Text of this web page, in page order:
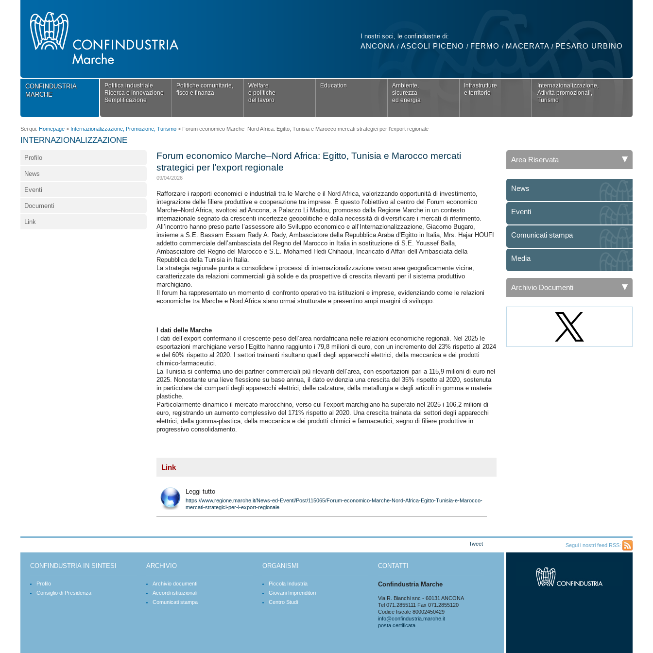
I nostri soci, le confindustrie di:
ANCONA / ASCOLI PICENO / FERMO / MACERATA / PESARO URBINO
CONFINDUSTRIA
MARCHE
Politica industriale
Ricerca e Innovazione
Semplificazione
Politiche comunitarie,
fisco e finanza
Welfare
e politiche
del lavoro
Education
Ambiente,
sicurezza
ed energia
Infrastrutture
e territorio
Internazionalizzazione,
Attività promozionali,
Turismo
Sei qui: Homepage > Internazionalizzazione, Promozione, Turismo > Forum economico Marche–Nord Africa: Egitto, Tunisia e Marocco mercati strategici per l’export regionale
INTERNAZIONALIZZAZIONE
Forum economico Marche–Nord Africa: Egitto, Tunisia e Marocco mercati
strategici per l’export regionale
09/04/2026
Rafforzare i rapporti economici e industriali tra le Marche e il Nord Africa, valorizzando opportunità di investimento,
integrazione delle filiere produttive e cooperazione tra imprese. È questo l’obiettivo al centro del Forum economico
Marche–Nord Africa, svoltosi ad Ancona, a Palazzo Li Madou, promosso dalla Regione Marche in un contesto
internazionale segnato da crescenti incertezze geopolitiche e dalla necessità di diversificare i mercati di riferimento.
All’incontro hanno preso parte l’assessore allo Sviluppo economico e all’Internazionalizzazione, Giacomo Bugaro,
insieme a S.E. Bassam Essam Rady A. Rady, Ambasciatore della Repubblica Araba d’Egitto in Italia, Mrs. Hajar HOUFI
addetto commerciale dell’ambasciata del Regno del Marocco in Italia in sostituzione di S.E. Youssef Balla,
Ambasciatore del Regno del Marocco e S.E. Mohamed Hedi Chihaoui, Incaricato d’Affari dell’Ambasciata della
Repubblica della Tunisia in Italia.
La strategia regionale punta a consolidare i processi di internazionalizzazione verso aree geograficamente vicine,
caratterizzate da relazioni commerciali già solide e da prospettive di crescita rilevanti per il sistema produttivo
marchigiano.
Il forum ha rappresentato un momento di confronto operativo tra istituzioni e imprese, evidenziando come le relazioni
economiche tra Marche e Nord Africa siano ormai strutturate e presentino ampi margini di sviluppo.
I dati delle Marche
I dati dell’export confermano il crescente peso dell’area nordafricana nelle relazioni economiche regionali. Nel 2025 le
esportazioni marchigiane verso l’Egitto hanno raggiunto i 79,8 milioni di euro, con un incremento del 23% rispetto al 2024
e del 60% rispetto al 2020. I settori trainanti risultano quelli degli apparecchi elettrici, della meccanica e dei prodotti
chimico-farmaceutici.
La Tunisia si conferma uno dei partner commerciali più rilevanti dell’area, con esportazioni pari a 115,9 milioni di euro nel
2025. Nonostante una lieve flessione su base annua, il dato evidenzia una crescita del 35% rispetto al 2020, sostenuta
in particolare dai comparti degli apparecchi elettrici, delle calzature, della metallurgia e degli articoli in gomma e materie
plastiche.
Particolarmente dinamico il mercato marocchino, verso cui l’export marchigiano ha superato nel 2025 i 106,2 milioni di
euro, registrando un aumento complessivo del 171% rispetto al 2020. Una crescita trainata dai settori degli apparecchi
elettrici, della gomma-plastica, della meccanica e dei prodotti chimici e farmaceutici, segno di filiere produttive in
progressivo consolidamento.
Link
Leggi tutto
https://www.regione.marche.it/News-ed-Eventi/Post/115065/Forum-economico-Marche-Nord-Africa-Egitto-Tunisia-e-Marocco-
mercati-strategici-per-l-export-regionale
Profilo
News
Eventi
Documenti
Link
Area Riservata
News
Eventi
Comunicati stampa
Media
Archivio Documenti
Segui i nostri feed RSS:
Feed
Tweet
CONFINDUSTRIA IN SINTESI
Profilo
Consiglio di Presidenza
ARCHIVIO
Archivio documenti
Accordi istituzionali
Comunicati stampa
ORGANISMI
Piccola Industria
Giovani Imprenditori
Centro Studi
CONTATTI
Confindustria Marche
Via R. Bianchi snc - 60131 ANCONA
Tel 071.2855111 Fax 071.2855120
Codice fiscale 80002450429
info@confindustria.marche.it
posta certificata